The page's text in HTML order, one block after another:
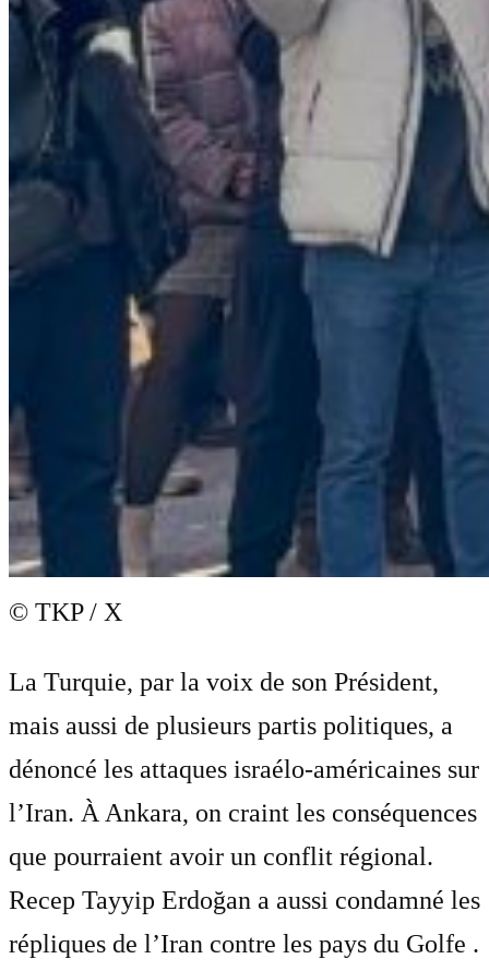
© TKP / X
La Turquie, par la voix de son Président,
mais aussi de plusieurs partis politiques, a
dénoncé les attaques israélo-américaines sur
l’Iran. À Ankara, on craint les conséquences
que pourraient avoir un conflit régional.
Recep Tayyip Erdoğan a aussi condamné les
répliques de l’Iran contre les pays du Golfe .